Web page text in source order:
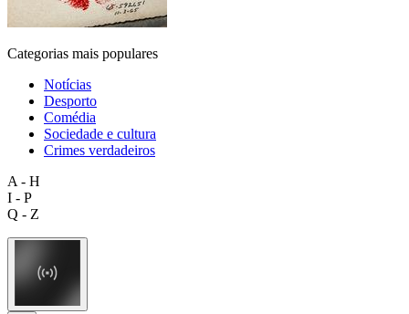
Categorias mais populares
Notícias
Desporto
Comédia
Sociedade e cultura
Crimes verdadeiros
A - H
I - P
Q - Z